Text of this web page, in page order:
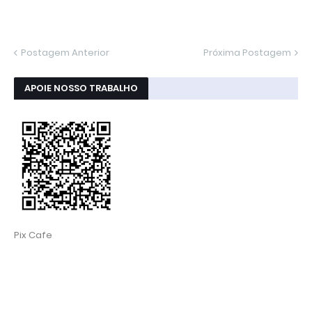
Postagem Anterior Próxima Postagem
APOIE NOSSO TRABALHO
Pix Cafe